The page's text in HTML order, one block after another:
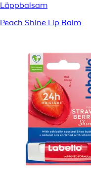
Läppbalsam
Peach Shine Lip Balm